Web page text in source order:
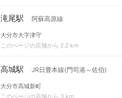
滝尾駅 阿蘇高原線
大分市大字津守
このページの店舗から 2.2 km
高城駅 JR日豊本線(門司港～佐伯)
大分市高城新町
このページの店舗から 3 km